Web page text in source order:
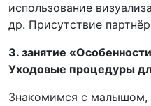
использование
др. Присутствие
3. занятие
Уходовые процедуры
Знакомимся с малышом,